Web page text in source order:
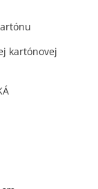
kartónovej